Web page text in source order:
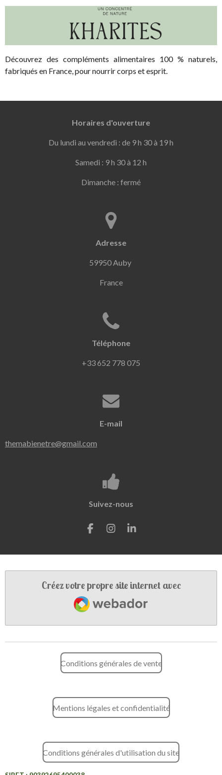
Découvrez des compléments alimentaires 100 % naturels,
fabriqués en France, pour nourrir corps et esprit.
Horaires d'ouverture
Du lundi au vendredi : de 9 h 30 à 19 h
Samedi : 9 h 30 à 12 h
Dimanche : fermé
Adresse
59950 Auby
France
Téléphone
+33 652 778 075
E-mail
themabienetre@gmail.com
Suivez-nous
F
b
o
I
a
r
a
m
L
e
I
n
Créez votre propre site internet avec
Webador
Conditions générales de vente
Mentions légales et confidentialité
Conditions générales d'utilisation du site